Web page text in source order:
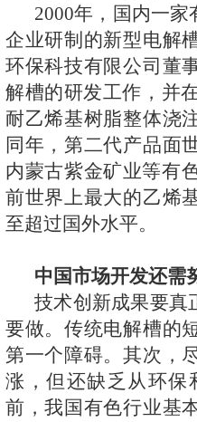
2000年，国内一家
企业研制的新型电解
环保科技有限公司董
解槽的研发工作，并
耐乙烯基树脂整体浇
同年，第二代产品面
内蒙古紫金矿业等有
前世界上最大的乙烯
至超过国外水平。
中国市场开发还需
技术创新成果要真
要做。传统电解槽的
第一个障碍。其次，
涨，但还缺乏从环保
前，我国有色行业基